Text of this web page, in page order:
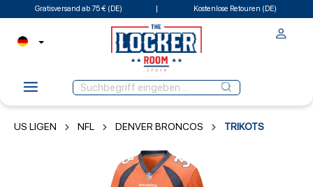
Gratisversand ab 75 € (DE) Kostenlose Retouren (DE)
US LIGEN NFL DENVER BRONCOS TRIKOTS